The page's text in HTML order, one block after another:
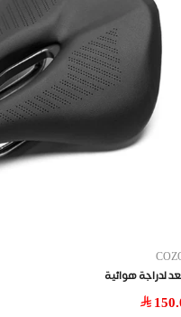
لدراجة هوائية